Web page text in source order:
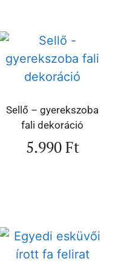
Sellő – gyerekszoba
fali dekoráció
5.990Ft